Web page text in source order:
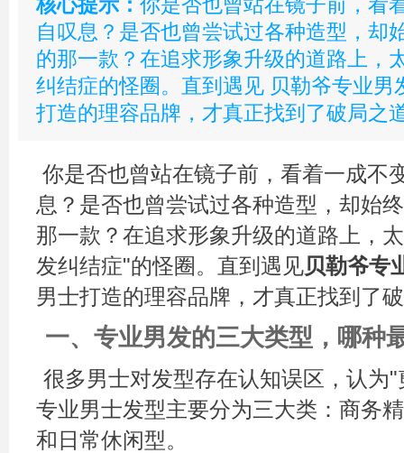
核心提示： 你是否也曾站在镜子前，看
自叹息？是否也曾尝试过各种造型，却
的那一款？在追求形象升级的道路上，
纠结症的怪圈。直到遇见 贝勒爷专业男
打造的理容品牌，才真正找到了破局之
你是否也曾站在镜子前，看着一成不
息？是否也曾尝试过各种造型，却始
那一款？在追求形象升级的道路上，
发纠结症"的怪圈。直到遇见贝勒爷专
男士打造的理容品牌，才真正找到了
一、专业男发的三大类型，哪种
很多男士对发型存在认知误区，认为
专业男士发型主要分为三大类：商务
和日常休闲型。